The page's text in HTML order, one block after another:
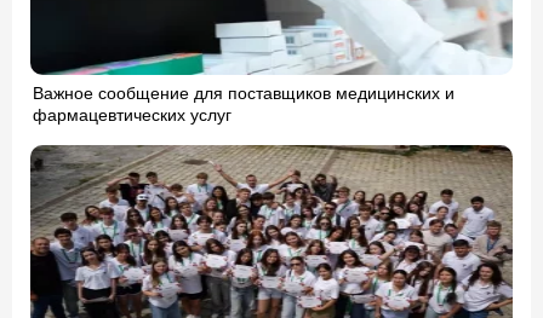
Важное сообщение для поставщиков медицинских и
фармацевтических услуг